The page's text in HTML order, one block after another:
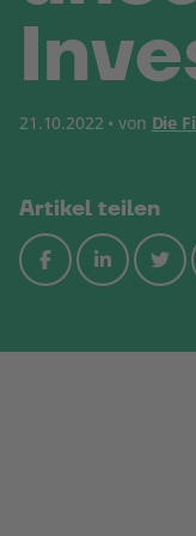
21.10.2022 • von Die
Artikel teilen